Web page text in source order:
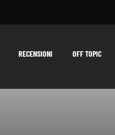
RECENSIONI OFF TOPIC